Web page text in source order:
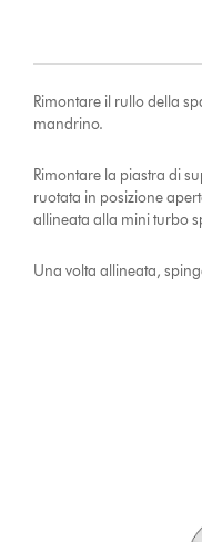
Rimontare il rullo della
mandrino.
Rimontare la piastra di
ruotata in posizione
allineata alla mini turbo
Una volta allineata,